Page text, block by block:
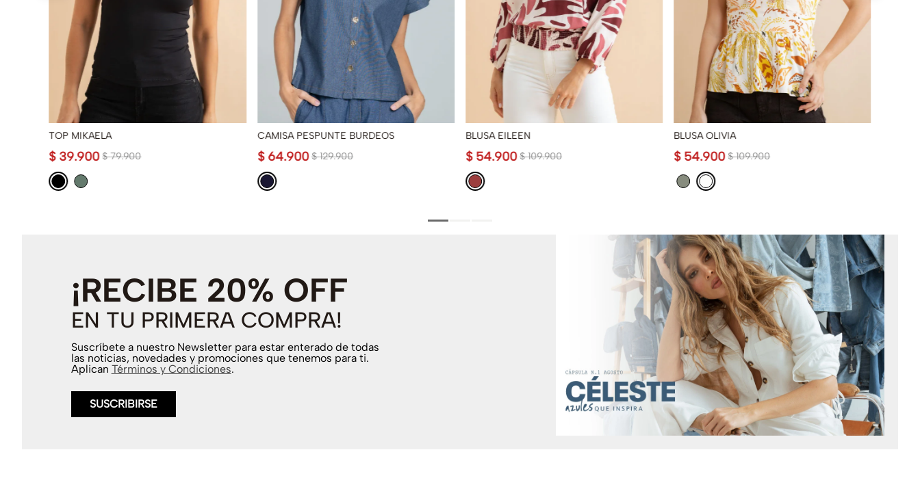
TOP MIKAELA
$ 79.900
$ 39.900
CAMISA PESPUNTE BURDEOS
$ 129.900
$ 64.900
BLUSA EILEEN
$ 109.900
$ 54.900
BLUSA OLIVIA
$ 109.900
$ 54.900
¡RECIBE 20% OFF
EN TU PRIMERA COMPRA!
Suscríbete a nuestro Newsletter para estar enterado de todas
las noticias, novedades y promociones que tenemos para ti.
Aplican Términos y Condiciones.
SUSCRIBIRSE